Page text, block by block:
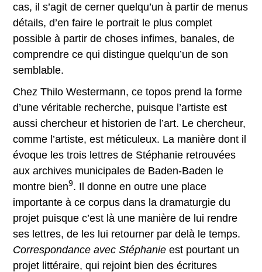
cas, il s’agit de cerner quelqu’un à partir de menus
détails, d’en faire le portrait le plus complet
possible à partir de choses infimes, banales, de
comprendre ce qui distingue quelqu’un de son
semblable.
Chez Thilo Westermann, ce topos prend la forme
d’une véritable recherche, puisque l’artiste est
aussi chercheur et historien de l’art. Le chercheur,
comme l’artiste, est méticuleux. La manière dont il
évoque les trois lettres de Stéphanie retrouvées
aux archives municipales de Baden-Baden le
montre bien9. Il donne en outre une place
importante à ce corpus dans la dramaturgie du
projet puisque c’est là une manière de lui rendre
ses lettres, de les lui retourner par delà le temps.
Correspondance avec Stéphanie est pourtant un
projet littéraire, qui rejoint bien des écritures